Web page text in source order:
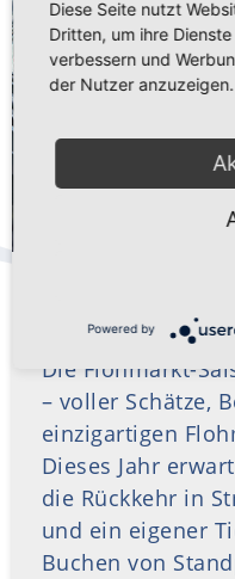
DIE
GESTARTET!
Die Flohmarkt-
– voller Schätze,
einzigartigen
Dieses Jahr
die Rückkehr in
und ein eigener
Buchen von
Diese Seite nutzt
Dritten, um ihre
verbessern und
der Nutzer anzuzeigen.
Powered by